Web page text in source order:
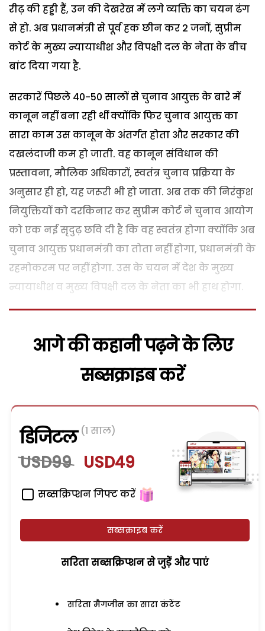
रीढ़ की हड्डी हैं, उन की देखरेख में लगे व्यक्ति का चयन ढंग
से हो. अब प्रधानमंत्री से पूर्व हक छीन कर 2 जनों, सुप्रीम
कोर्ट के मुख्य न्यायाधीश और विपक्षी दल के नेता के बीच
बांट दिया गया है.
सरकारें पिछले 40-50 सालों से चुनाव आयुक्त के बारे में
कानून नहीं बना रही थीं क्योंकि फिर चुनाव आयुक्त का
सारा काम उस कानून के अंतर्गत होता और सरकार की
दखलंदाजी कम हो जाती. वह कानून संविधान की
प्रस्तावना, मौलिक अधिकारों, स्वतंत्र चुनाव प्रक्रिया के
अनुसार ही हो, यह जरूरी भी हो जाता. अब तक की निरंकुश
नियुक्तियों को दरकिनार कर सुप्रीम कोर्ट ने चुनाव आयोग
को एक नई सृदुढ़ छवि दी है कि वह स्वतंत्र होगा क्योंकि अब
चुनाव आयुक्त प्रधानमंत्री का तोता नहीं होगा, प्रधानमंत्री के
रहमोकरम पर नहीं होगा. उस के चयन में देश के मुख्य
न्यायाधीश व मुख्य विपक्षी दल के नेता का भी हाथ होगा.
आगे की कहानी पढ़ने के लिए
सब्सक्राइब करें
डिजिटल (1 साल)
USD99 USD49
सब्सक्रिप्शन गिफ्ट करें
सब्सक्राइब करें
सरिता सब्सक्रिप्शन से जुड़ेें और पाएं
सरिता मैगजीन का सारा कंटेंट